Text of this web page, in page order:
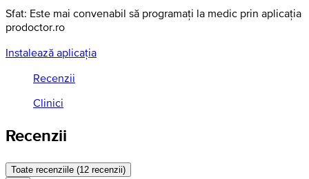
Sfat: Este mai convenabil să programați la medic prin aplicația
prodoctor.ro
Instalează aplicația
Recenzii
Clinici
Recenzii
Toate recenziile (12 recenzii)